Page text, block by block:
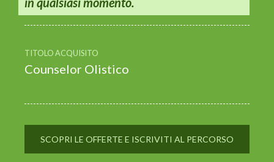
TITOLO ACQUISITO
Counselor Olistico
SCOPRI LE OFFERTE E ISCRIVITI AL PERCORSO